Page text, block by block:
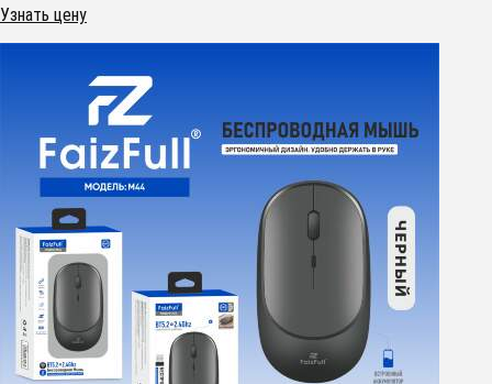
Узнать цену